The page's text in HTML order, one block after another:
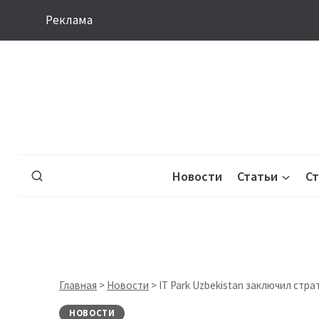
Реклама
Новости Статьи
Главная > Новости > IT Park Uzbekistan заключил
НОВОСТИ